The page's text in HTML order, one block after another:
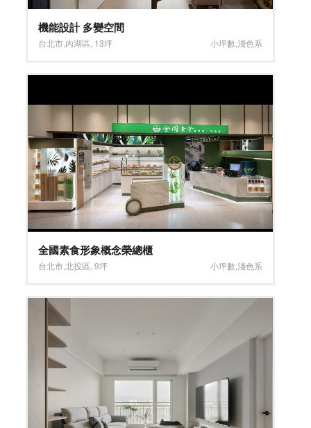
機能設計 多變空間
台北市 內湖區 13坪 小坪數 淺色系
全國素食形象概念榮總櫃
台北市,北投區 ,9坪 小坪數 淺色系